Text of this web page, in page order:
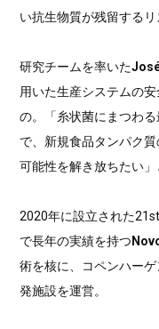
い抗生物質が残留するリ
研究チームを率いた
用いた生産システムの
の。「糸状菌にまつわ
で、新規食品タンパク
可能性を解き放ちたい」
2020年に設立された
で長年の実績を持つ
術を核に、コペンハー
発施設を運営。